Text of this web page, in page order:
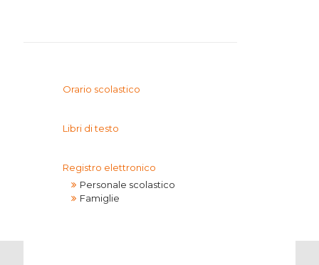
Orario scolastico
Libri di testo
Registro elettronico
Personale scolastico
Famiglie